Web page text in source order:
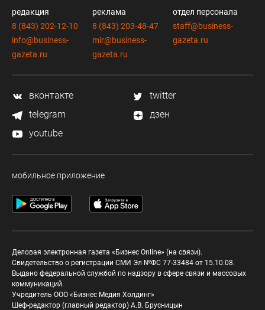
редакция
8 (843) 202-12-10
info@business-
gazeta.ru
реклама
8 (843) 203-48-47
mir@business-
gazeta.ru
отдел персонала
staff@business-
gazeta.ru
вконтакте
twitter
telegram
дзен
youtube
мобильное приложение
Деловая электронная газета «Бизнес Online» (на связи).
Свидетельство о регистрации СМИ Эл №ФС 77-33484 от 15.10.08.
Выдано федеральной службой по надзору в сфере связи и массовых
коммуникаций.
Учредитель ООО «Бизнес Медия Холдинг»
Шеф-редактор (главный редактор) А.В. Брусницын